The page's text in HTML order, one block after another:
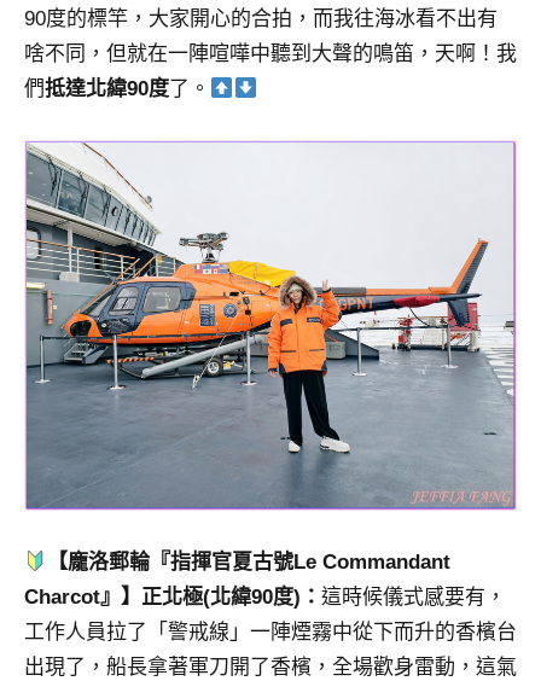
90度的標竿，大家開心的合拍，而我往海冰看不出有
啥不同，但就在一陣喧嘩中聽到大聲的鳴笛，天啊！我
們抵達北緯90度了。
【龐洛郵輪『指揮官夏古號Le Commandant
Charcot』】正北極(北緯90度)： 這時候儀式感要有，
工作人員拉了「警戒線」一陣煙霧中從下而升的香檳台
出現了，船長拿著軍刀開了香檳，全場歡身雷動，這氣